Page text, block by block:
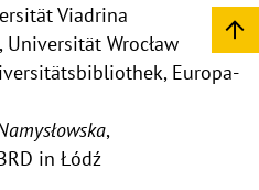
Viadrina
, Universität Wrocław
Europa-
,
in Łódź